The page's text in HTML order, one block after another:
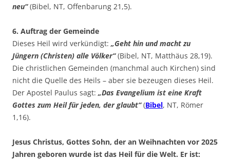
neu“(Bibel, NT, Offenbarung 21,5).
6. Auftrag der Gemeinde
Dieses Heil wird verkündigt: „Geht hin und macht zu
Jüngern (Christen) alle Völker“(Bibel, NT, Matthäus 28,19).
Die christlichen Gemeinden (manchmal auch Kirchen) sind
nicht die Quelle des Heils – aber sie bezeugen dieses Heil.
Der Apostel Paulus sagt: „Das Evangelium ist eine Kraft
Gottes zum Heil für jeden, der glaubt“(Bibel, NT, Römer
1,16).
Jesus Christus, Gottes Sohn, der an Weihnachten vor 2025
Jahren geboren wurde ist das Heil für die Welt. Er ist: